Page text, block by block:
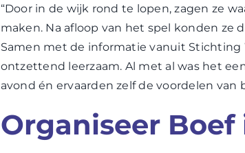
“Door in de wijk rond te lopen, zagen ze
maken. Na afloop van het spel konden
Samen met de informatie vanuit
ontzettend leerzaam. Al met al was het
avond én ervaarden zelf de voordelen van
Organiseer